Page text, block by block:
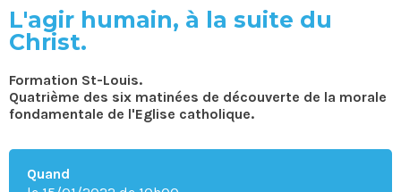
navigation
L'agir humain, à la suite du
Christ.
Formation St-Louis.
Quatrième des six matinées de découverte de la morale
fondamentale de l'Eglise catholique.
Quand